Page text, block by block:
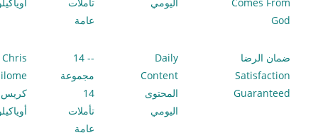
God
عامة
ضمان الرضا
Satisfaction
Guaranteed
Daily
Content
المحتوى
اليومي
-- 14
مجموعة
14
تأملات
عامة
Chris
كريس